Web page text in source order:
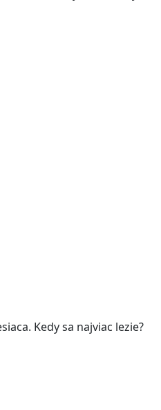
Kedy sa najviac lezie?